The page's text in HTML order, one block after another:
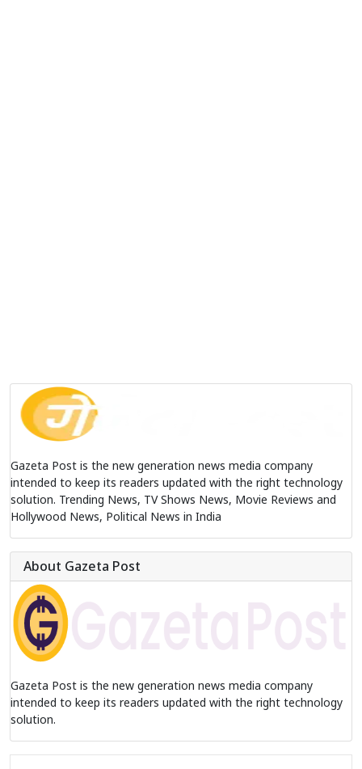
Gazeta Post is the new generation news media company
intended to keep its readers updated with the right technology
solution. Trending News, TV Shows News, Movie Reviews and
Hollywood News, Political News in India
About Gazeta Post
Gazeta Post is the new generation news media company
intended to keep its readers updated with the right technology
solution.